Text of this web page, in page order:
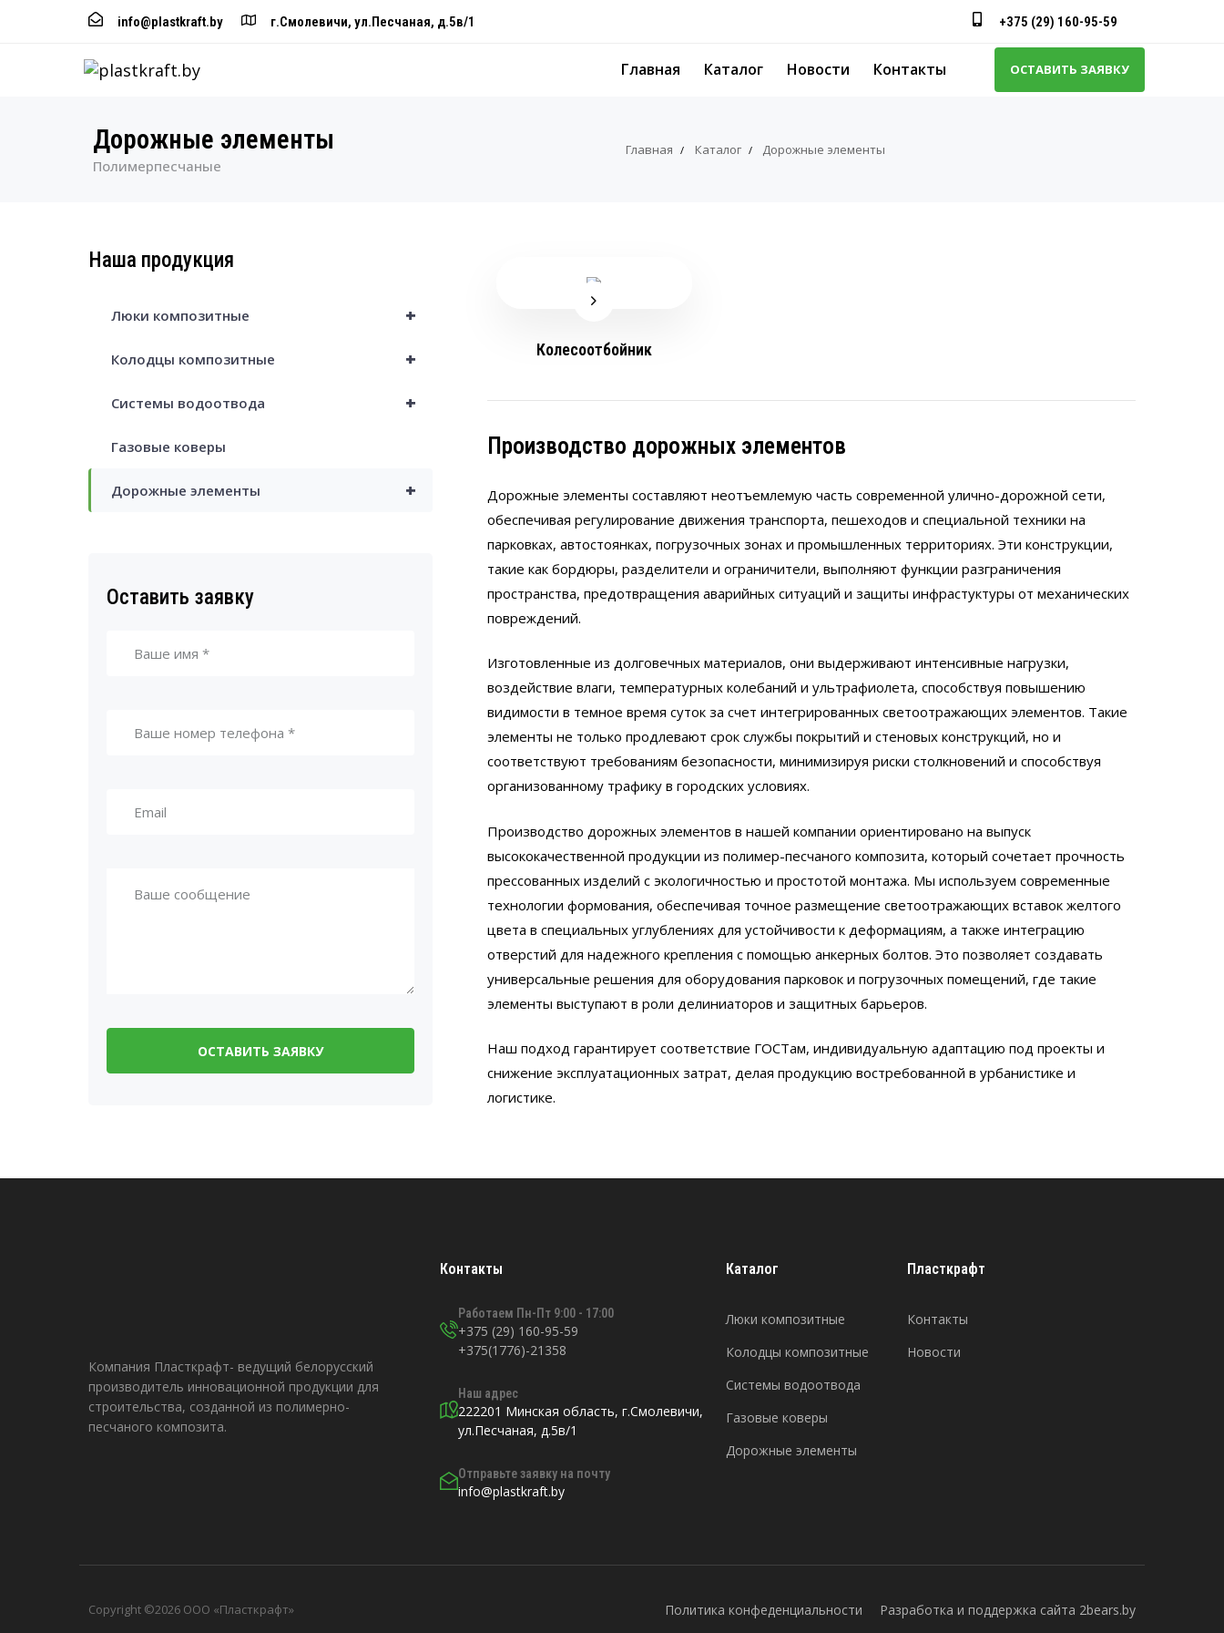
info@plastkraft.by г.Смолевичи, ул.Песчаная, д.5в/1 +375 (29) 160-95-59
Главная Каталог Новости Контакты ОСТАВИТЬ ЗАЯВКУ
Дорожные элементы
Полимерпесчаные
Главная Каталог Дорожные элементы
Наша продукция
+
Люки композитные
+
Колодцы композитные
+
Системы водоотвода
Газовые коверы
+
Дорожные элементы
Оставить заявку
Колесоотбойник
Производство дорожных элементов
Дорожные элементы составляют неотъемлемую часть современной улично-дорожной сети,
обеспечивая регулирование движения транспорта, пешеходов и специальной техники на
парковках, автостоянках, погрузочных зонах и промышленных территориях. Эти конструкции,
такие как бордюры, разделители и ограничители, выполняют функции разграничения
пространства, предотвращения аварийных ситуаций и защиты инфрастуктуры от механических
повреждений.
Изготовленные из долговечных материалов, они выдерживают интенсивные нагрузки,
воздействие влаги, температурных колебаний и ультрафиолета, способствуя повышению
видимости в темное время суток за счет интегрированных светоотражающих элементов. Такие
элементы не только продлевают срок службы покрытий и стеновых конструкций, но и
соответствуют требованиям безопасности, минимизируя риски столкновений и способствуя
организованному трафику в городских условиях.
Производство дорожных элементов в нашей компании ориентировано на выпуск
высококачественной продукции из полимер-песчаного композита, который сочетает прочность
прессованных изделий с экологичностью и простотой монтажа. Мы используем современные
технологии формования, обеспечивая точное размещение светоотражающих вставок желтого
цвета в специальных углублениях для устойчивости к деформациям, а также интеграцию
отверстий для надежного крепления с помощью анкерных болтов. Это позволяет создавать
универсальные решения для оборудования парковок и погрузочных помещений, где такие
элементы выступают в роли делиниаторов и защитных барьеров.
Наш подход гарантирует соответствие ГОСТам, индивидуальную адаптацию под проекты и
снижение эксплуатационных затрат, делая продукцию востребованной в урбанистике и
логистике.
Компания Пласткрафт- ведущий белорусский
производитель инновационной продукции для
строительства, созданной из полимерно-
песчаного композита.
Контакты
Работаем Пн-Пт 9:00 - 17:00
+375 (29) 160-95-59
+375(1776)-21358
Наш адрес
222201 Минская область, г.Смолевичи,
ул.Песчаная, д.5в/1
Отправьте заявку на почту
info@plastkraft.by
Каталог
Люки композитные
Колодцы композитные
Системы водоотвода
Газовые коверы
Дорожные элементы
Пласткрафт
Контакты
Новости
Copyright ©2026 ООО «Пласткрафт» Политика конфеденциальности Разработка и поддержка сайта 2bears.by